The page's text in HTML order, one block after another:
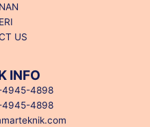
US
INFO
4945-4898
4945-4898